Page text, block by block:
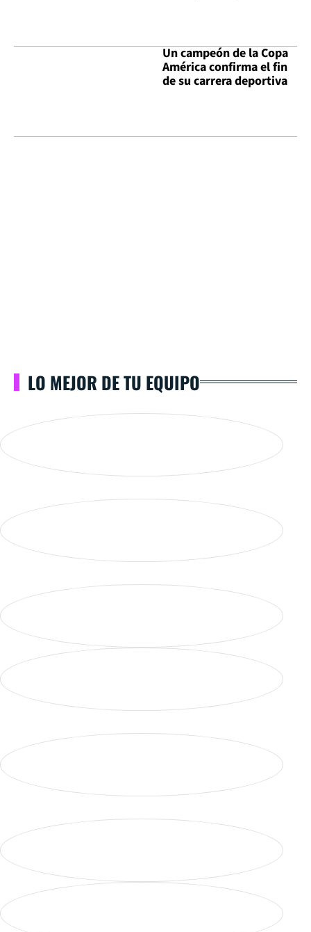
Un campeón de la Copa
América confirma el fin
de su carrera deportiva
LO MEJOR DE TU EQUIPO